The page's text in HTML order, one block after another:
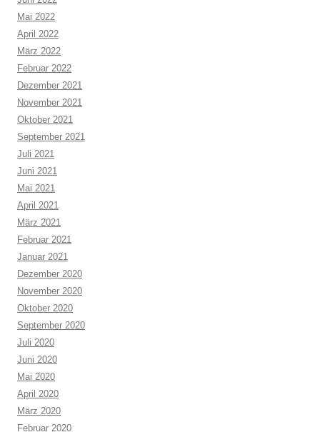
Mai 2022
April 2022
März 2022
Februar 2022
Dezember 2021
November 2021
Oktober 2021
September 2021
Juli 2021
Juni 2021
Mai 2021
April 2021
März 2021
Februar 2021
Januar 2021
Dezember 2020
November 2020
Oktober 2020
September 2020
Juli 2020
Juni 2020
Mai 2020
April 2020
März 2020
Februar 2020